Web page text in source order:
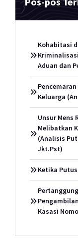
Kohabitasi
Aduan dan
Keluarga
Unsur Mens
Melibatkan
(Analisis
Jkt.Pst)
Ketika
Kasasi